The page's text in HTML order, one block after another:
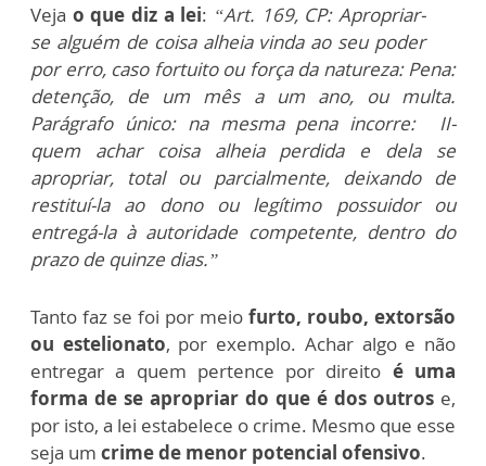
Veja o que diz a lei: “Art. 169, CP: Apropriar-
se alguém de coisa alheia vinda ao seu poder
por erro, caso fortuito ou força da natureza: Pena:
detenção, de um mês a um ano, ou multa.
Parágrafo único: na mesma pena incorre: II-
quem achar coisa alheia perdida e dela se
apropriar, total ou parcialmente, deixando de
restituí-la ao dono ou legítimo possuidor ou
entregá-la à autoridade competente, dentro do
prazo de quinze dias.”
Tanto faz se foi por meio furto, roubo, extorsão
ou estelionato, por exemplo. Achar algo e não
entregar a quem pertence por direito é uma
forma de se apropriar do que é dos outros e,
por isto, a lei estabelece o crime. Mesmo que esse
seja um crime de menor potencial ofensivo.